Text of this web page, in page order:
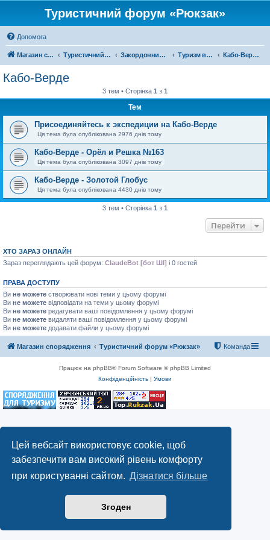
Цей вебсайт використовує cookie, щоб
забезпечити вам високий рівень комфорту
при користуванні сайтом. Дізнатися більше
Згоден
Туристичний форум «Рюкзак»
Допомога
Магазин спорядження Туристичний форум «Рюкзак» Закордонний туризм Туризм в Африці Кабо-Верде
Кабо-Верде
3 тем • Сторінка 1 з 1
Тем
Присоединяйтесь к экспедиции на Кабо-Верде
Ця тема була опублікована 2976 днів тому
Кабо-Верде - Орёл и Решка №163
Ця тема була опублікована 3097 днів тому
Кабо-Верде - Золотой Глобус
Ця тема була опублікована 4430 днів тому
3 тем • Сторінка 1 з 1
Перейти
ХТО ЗАРАЗ ОНЛАЙН
Зараз переглядають цей форум: ClaudeBot [бот ШІ] і 0 гостей
ПРАВА ДОСТУПУ
Ви не можете створювати нові теми у цьому форумі
Ви не можете відповідати на теми у цьому форумі
Ви не можете редагувати ваші повідомлення у цьому форумі
Ви не можете видаляти ваші повідомлення у цьому форумі
Ви не можете додавати файли у цьому форумі
Магазин спорядження Туристичний форум «Рюкзак» Команда
Працює на phpBB® Forum Software © phpBB Limited
Конфіденційність | Умови